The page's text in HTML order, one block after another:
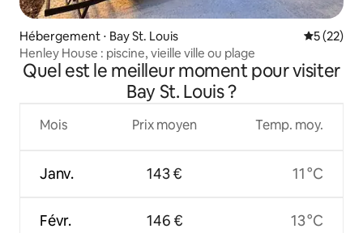
Hébergement ⋅ Bay St. Louis
5 (22)
Henley House : piscine, vieille ville ou plage
Quel est le meilleur moment pour visiter
Bay St. Louis ?
Mois
Janv.
Févr.
Prix moyen
143 €
146 €
Temp. moy.
11 °C
13 °C